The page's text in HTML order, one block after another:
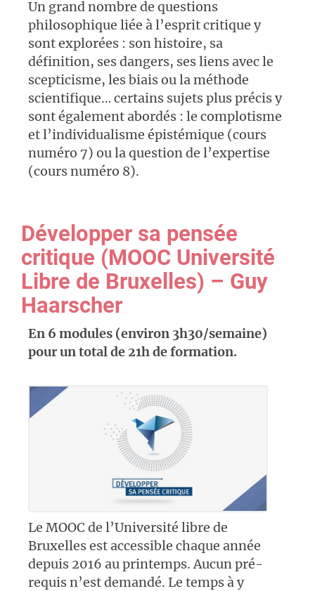
Un grand nombre de questions
philosophique liée à l’esprit critique y
sont explorées : son histoire, sa
définition, ses dangers, ses liens avec le
scepticisme, les biais ou la méthode
scientifique… certains sujets plus précis y
sont également abordés : le complotisme
et l’individualisme épistémique (cours
numéro 7) ou la question de l’expertise
(cours numéro 8).
Développer sa pensée
critique (MOOC Université
Libre de Bruxelles) – Guy
Haarscher
En 6 modules (environ 3h30/semaine)
pour un total de 21h de formation.
Le MOOC de l’Université libre de
Bruxelles est accessible chaque année
depuis 2016 au printemps. Aucun pré-
requis n’est demandé. Le temps à y